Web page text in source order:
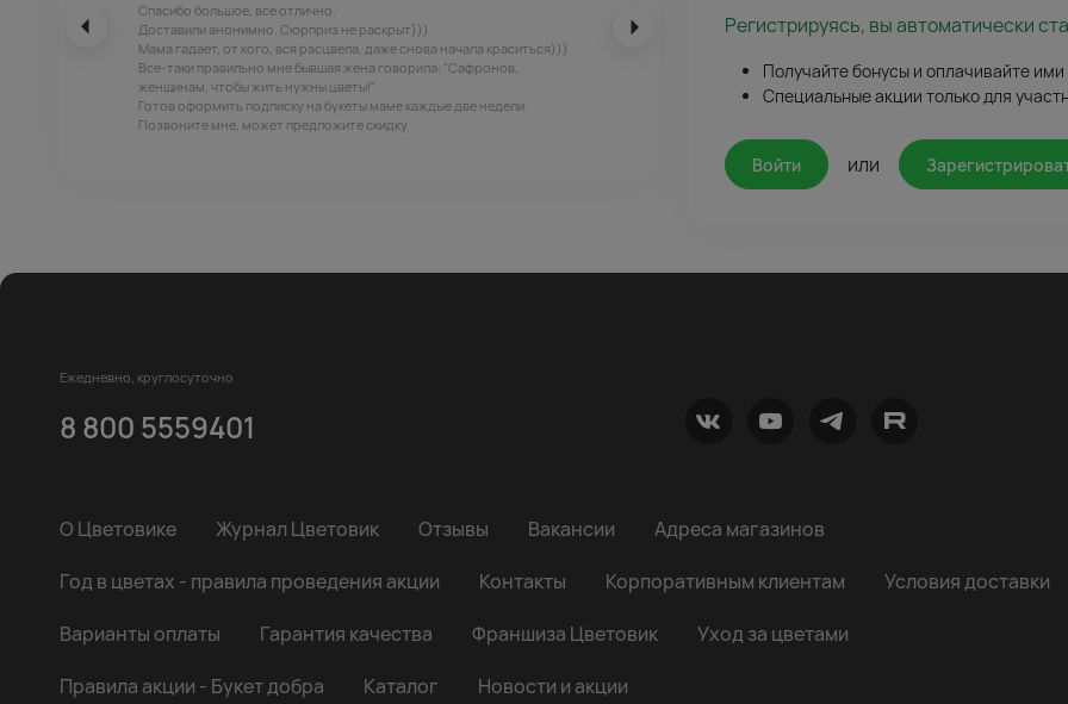
Спасибо большое, все отлично.
Доставили анонимно. Сюрприз не раскрыт)))
Мама гадает, от кого, вся расцвела, даже снова начала краситься)))
Все-таки правильно мне бывшая жена говорила: "Сафронов,
женщинам, чтобы жить нужны цветы!"
Готов оформить подписку на букеты маме каждые две недели.
Позвоните мне, может предложите скидку
Регистрируясь, вы автоматически
Получайте бонусы и оплачивайте ими
Специальные акции только для
Войти или
Ежедневно, круглосуточно
8 800 5559401
О Цветовике Журнал Цветовик Отзывы Вакансии
Адреса магазинов
Год в цветах - правила проведения акции
Контакты Корпоративным клиентам
Условия доставки
Варианты оплаты
Гарантия качества Франшиза Цветовик
Уход за цветами
Правила акции - Букет добра
Каталог Новости и акции